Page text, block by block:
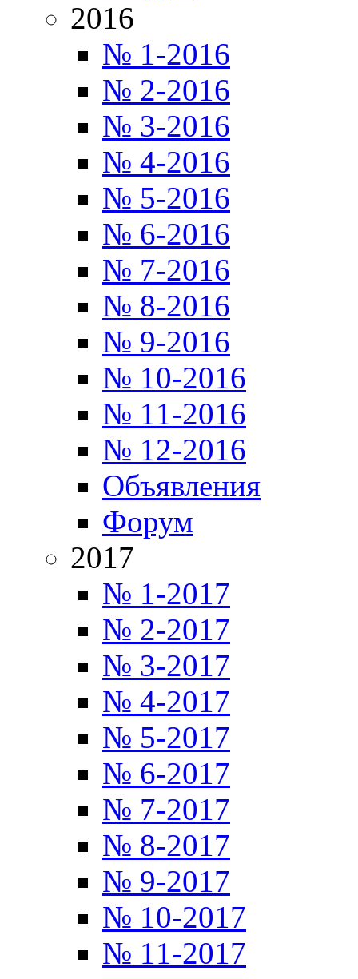
2016
№ 1-2016
№ 2-2016
№ 3-2016
№ 4-2016
№ 5-2016
№ 6-2016
№ 7-2016
№ 8-2016
№ 9-2016
№ 10-2016
№ 11-2016
№ 12-2016
Объявления
Форум
2017
№ 1-2017
№ 2-2017
№ 3-2017
№ 4-2017
№ 5-2017
№ 6-2017
№ 7-2017
№ 8-2017
№ 9-2017
№ 10-2017
№ 11-2017